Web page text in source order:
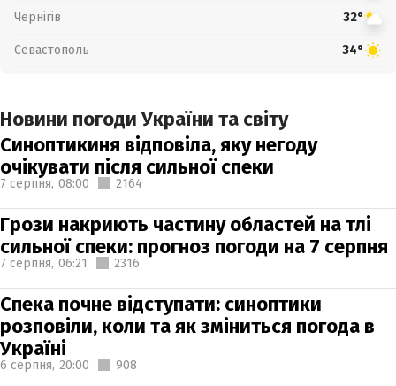
Чернігів 32°
Севастополь 34°
Новини погоди України та світу
Синоптикиня відповіла, яку негоду
очікувати після сильної спеки
7 серпня, 08:00 2164
Грози накриють частину областей на тлі
сильної спеки: прогноз погоди на 7 серпня
7 серпня, 06:21 2316
Спека почне відступати: синоптики
розповіли, коли та як зміниться погода в
Україні
6 серпня, 20:00 908